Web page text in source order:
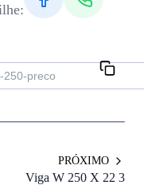
PRÓXIMO
Viga W 250 X 22 3